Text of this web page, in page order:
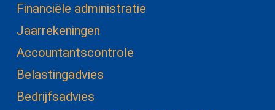
Financiële administratie
Jaarrekeningen
Accountantscontrole
Belastingadvies
Bedrijfsadvies